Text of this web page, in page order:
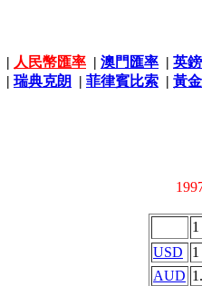
| 人民幣匯率 | 澳門匯率 | 英
| 瑞典克朗 | 菲律賓比索 | 黃
1
USD
1
AUD